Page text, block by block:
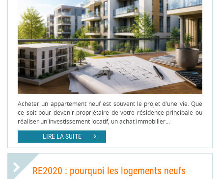
Acheter un appartement neuf est souvent le projet d'une vie. Que
ce soit pour devenir propriétaire de votre résidence principale ou
réaliser un investissement locatif, un achat immobilier...
LIRE LA SUITE
RE2020 : pourquoi les logements neufs